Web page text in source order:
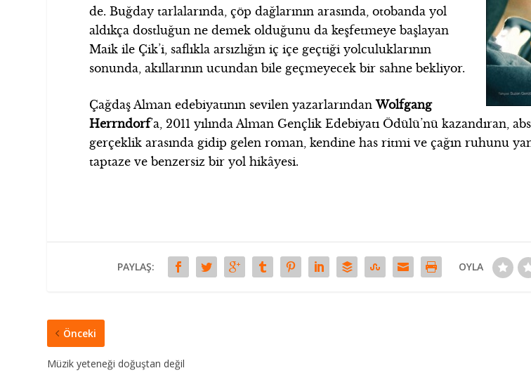
de. Buğday tarlalarında, çöp dağlarının arasında, otobanda yol
aldıkça dostluğun ne demek olduğunu da keşfetmeye başlayan
Maik ile Çik’i, saflıkla arsızlığın iç içe geçtiği yolculuklarının
sonunda, akıllarının ucundan bile geçmeyecek bir sahne bekliyor.
Çağdaş Alman edebiyatının sevilen yazarlarındanWolfgang
Herrndorf’a, 2011 yılında Alman Gençlik Edebiyatı Ödülü’nü kazandıran,
gerçeklik arasında gidip gelen roman, kendine has ritmi ve çağın ruhunu
taptaze ve benzersiz bir yol hikâyesi.
PAYLAŞ: OYLA
Önceki
Müzik yeteneği doğuştan değil